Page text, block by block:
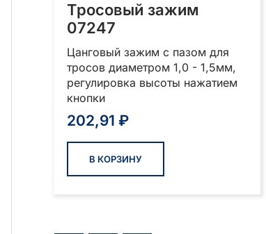
Тросовый зажим
07247
Цанговый зажим с пазом для
тросов диаметром 1,0 - 1,5мм,
регулировка высоты нажатием
кнопки
202,91₽
В КОРЗИНУ